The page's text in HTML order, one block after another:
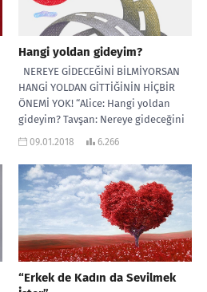
Hangi yoldan gideyim?
NEREYE GİDECEĞİNİ BİLMİYORSAN
HANGİ YOLDAN GİTTİĞİNİN HİÇBİR
ÖNEMİ YOK! “Alice: Hangi yoldan
gideyim? Tavşan: Nereye gideceğini
bilmiyorsan hangi yoldan...
09.01.2018 6.266
“Erkek de Kadın da Sevilmek